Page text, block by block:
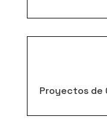
Proyectos de